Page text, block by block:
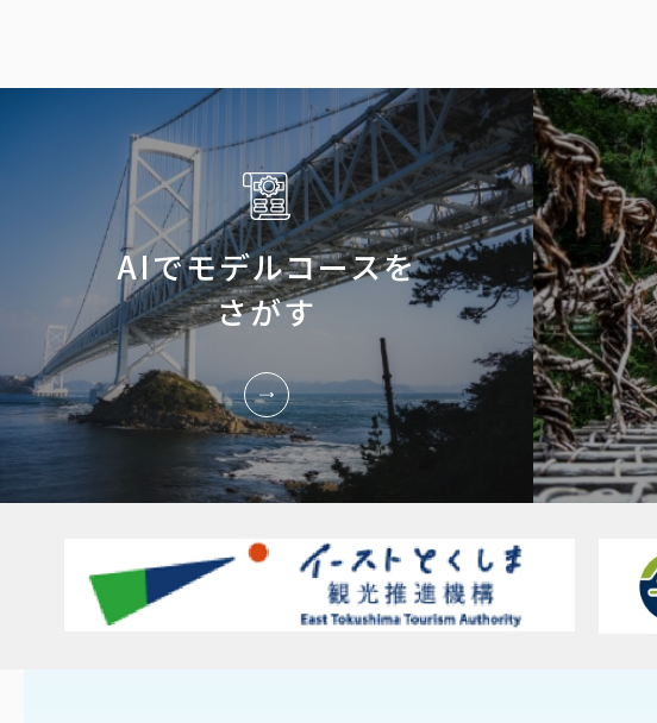
AIでモデルコースを
さがす